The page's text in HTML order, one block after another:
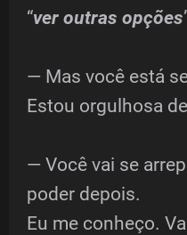
“ver outras opções
— Mas você está
Estou orgulhosa
— Você vai se
poder depois.
Eu me conheço.